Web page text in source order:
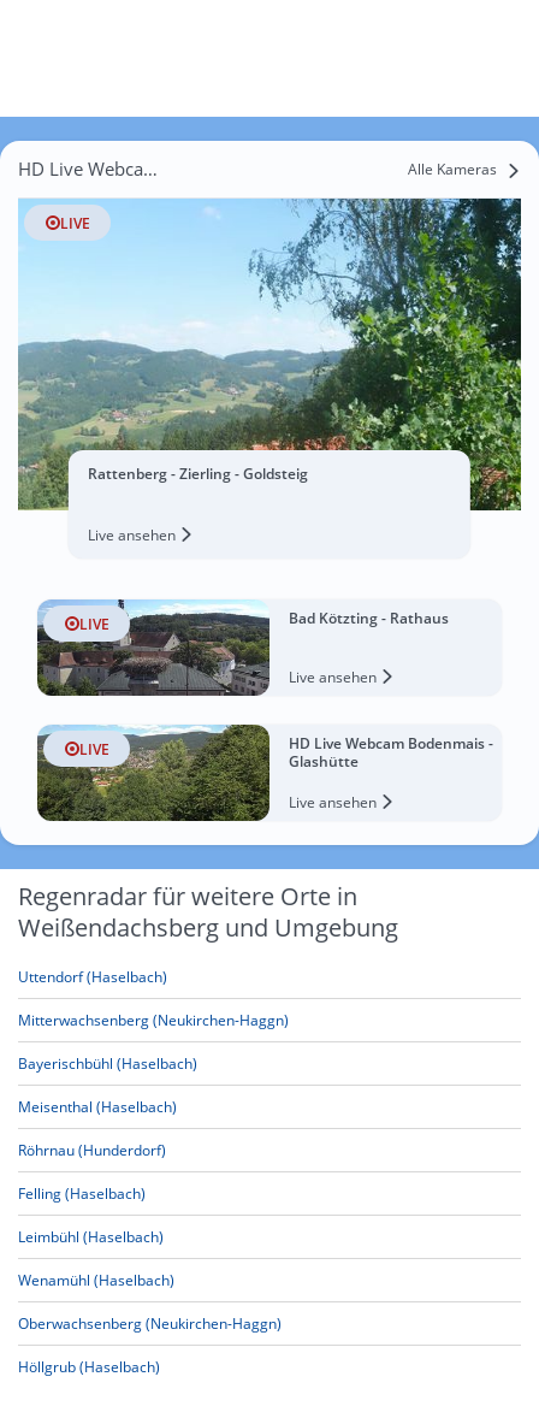
HD Live Webcams Weißendachsberg Alle Kameras
LIVE
Rattenberg - Zierling - Goldsteig
Live ansehen
LIVE Bad Kötzting - Rathaus
Live ansehen
LIVE
HD Live Webcam Bodenmais -
Glashütte
Live ansehen
Regenradar für weitere Orte in
Weißendachsberg und Umgebung
Uttendorf (Haselbach)
Mitterwachsenberg (Neukirchen-Haggn)
Bayerischbühl (Haselbach)
Meisenthal (Haselbach)
Röhrnau (Hunderdorf)
Felling (Haselbach)
Leimbühl (Haselbach)
Wenamühl (Haselbach)
Oberwachsenberg (Neukirchen-Haggn)
Höllgrub (Haselbach)